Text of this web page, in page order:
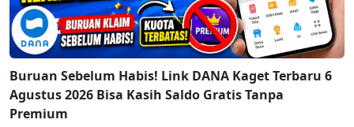
Buruan Sebelum Habis! Link DANA Kaget Terbaru 6
Agustus 2026 Bisa Kasih Saldo Gratis Tanpa
Premium